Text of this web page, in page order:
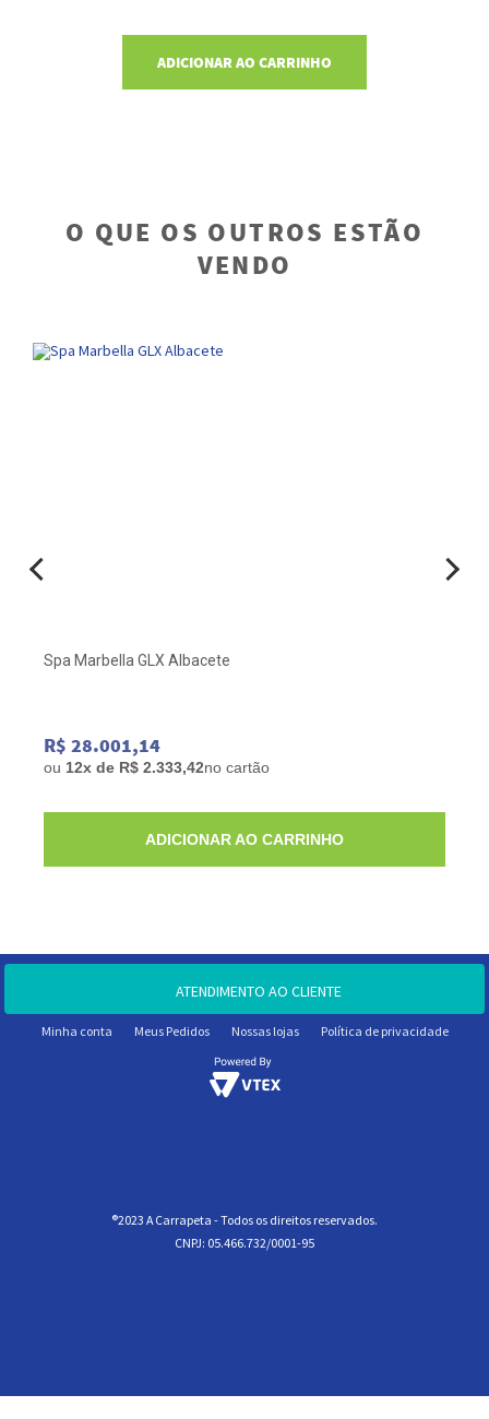
ADICIONAR AO CARRINHO
O QUE OS OUTROS ESTÃO
VENDO
Spa Marbella GLX Albacete
R$ 28.001,14
ou 12x de R$ 2.333,42no cartão
ADICIONAR AO CARRINHO
ATENDIMENTO AO CLIENTE
Minha conta Meus Pedidos Nossas lojas Política de privacidade
®2023 A Carrapeta - Todos os direitos reservados.
CNPJ: 05.466.732/0001-95